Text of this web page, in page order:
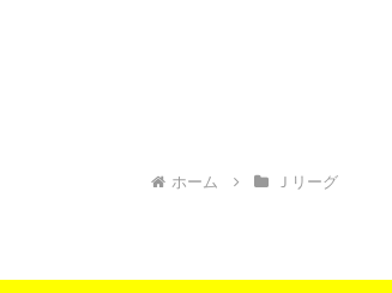
ホーム Ｊリーグ